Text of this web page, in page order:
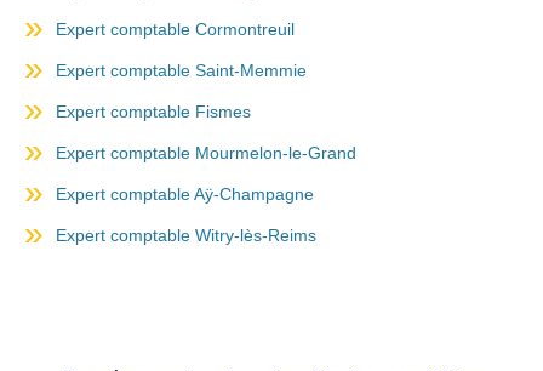
Expert comptable Cormontreuil
Expert comptable Saint-Memmie
Expert comptable Fismes
Expert comptable Mourmelon-le-Grand
Expert comptable Aÿ-Champagne
Expert comptable Witry-lès-Reims